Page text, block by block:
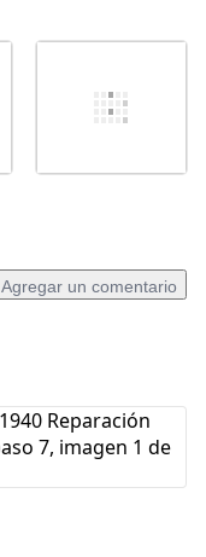
Agregar un comentario